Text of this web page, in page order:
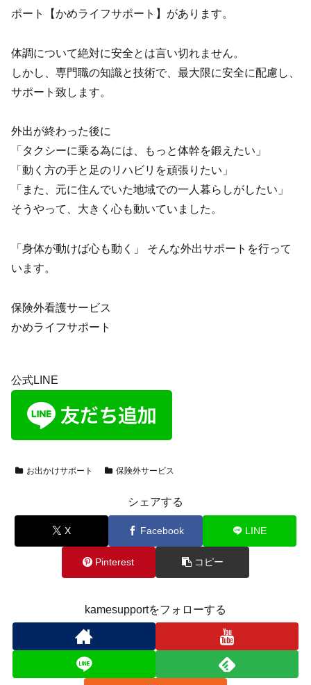
ポート【かめライフサポート】があります。
体調について絶対に安全とは言い切れません。
しかし、専門職の知識と技術で、最大限に安全に配慮し、
サポート致します。
外出が終わった後に
「タクシーに乗る為には、もっと体幹を鍛えたい」
「動く方の手と足のリハビリを頑張りたい」
「また、元に住んでいた地域での一人暮らしがしたい」
そうやって、大きく心も動いていました。
「身体が動けば心も動く」 そんな外出サポートを行って
います。
保険外看護サービス
かめライフサポート
公式LINE
お出かけサポート 保険外サービス
シェアする
X Facebook LINE
Pinterest コピー
kamesupportをフォローする